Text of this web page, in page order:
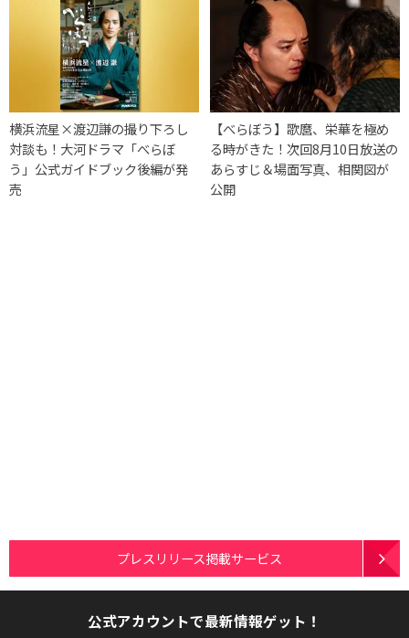
横浜流星×渡辺謙の撮り下ろし
対談も！大河ドラマ「べらぼ
う」公式ガイドブック後編が発
売
【べらぼう】歌麿、栄華を極め
る時がきた！次回8月10日放送の
あらすじ＆場面写真、相関図が
公開
プレスリリース掲載サービス
公式アカウントで最新情報ゲット！